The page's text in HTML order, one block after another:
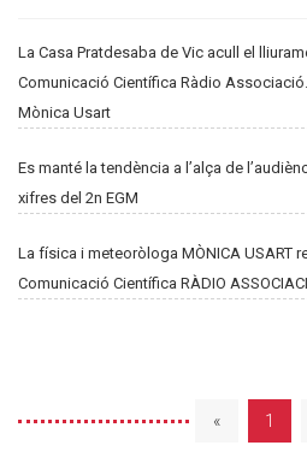
La Casa Pratdesaba de Vic acull el
Comunicació Científica Ràdio
Mònica Usart
Es manté la tendència a l’alça de
xifres del 2n EGM
La física i meteoròloga MÒNICA USART
Comunicació Científica RÀDIO
« 1